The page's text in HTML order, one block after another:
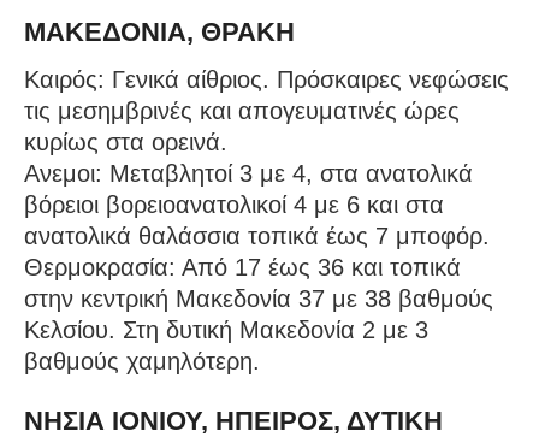
ΜΑΚΕΔΟΝΙΑ, ΘΡΑΚΗ
Καιρός: Γενικά αίθριος. Πρόσκαιρες νεφώσεις
τις μεσημβρινές και απογευματινές ώρες
κυρίως στα ορεινά.
Ανεμοι: Μεταβλητοί 3 με 4, στα ανατολικά
βόρειοι βορειοανατολικοί 4 με 6 και στα
ανατολικά θαλάσσια τοπικά έως 7 μποφόρ.
Θερμοκρασία: Από 17 έως 36 και τοπικά
στην κεντρική Μακεδονία 37 με 38 βαθμούς
Κελσίου. Στη δυτική Μακεδονία 2 με 3
βαθμούς χαμηλότερη.
ΝΗΣΙΑ ΙΟΝΙΟΥ, ΗΠΕΙΡΟΣ, ΔΥΤΙΚΗ